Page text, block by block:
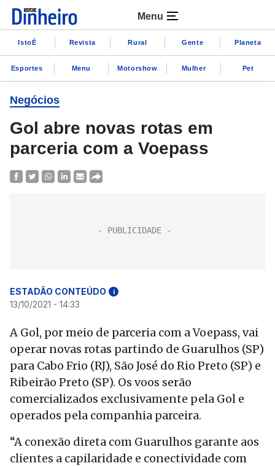
Menu
IstoÉ Revista Rural Gente Planeta
Esportes Menu Motorshow Mulher Pet
Negócios
Gol abre novas rotas em
parceria com a Voepass
ESTADÃO CONTEÚDO i
13/10/2021 - 14:33
A Gol, por meio de parceria com a Voepass, vai
operar novas rotas partindo de Guarulhos (SP)
para Cabo Frio (RJ), São José do Rio Preto (SP) e
Ribeirão Preto (SP). Os voos serão
comercializados exclusivamente pela Gol e
operados pela companhia parceira.
“A conexão direta com Guarulhos garante aos
clientes a capilaridade e conectividade com